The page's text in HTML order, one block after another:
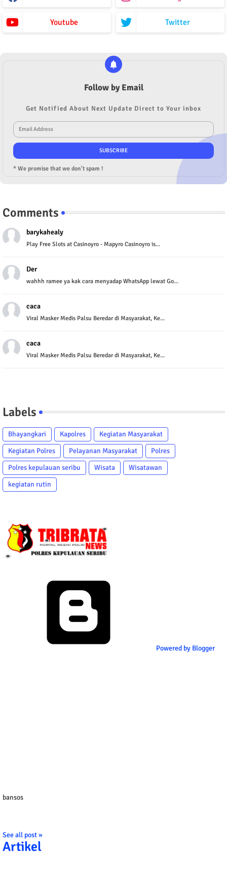
Youtube Twitter
Follow by Email
Get Notified About Next Update Direct to Your inbox
* We promise that we don't spam !
Comments
barykahealy
Play Free Slots at Casinoyro - Mapyro Casinoyro is...
Der
wahhh ramee ya kak cara menyadap WhatsApp lewat Go...
caca
Viral Masker Medis Palsu Beredar di Masyarakat, Ke...
caca
Viral Masker Medis Palsu Beredar di Masyarakat, Ke...
Labels
Bhayangkari Kapolres
Kegiatan Masyarakat
Kegiatan Polres
Pelayanan Masyarakat
Polres
Polres kepulauan seribu
Wisata
Wisatawan
kegiatan rutin
Powered by Blogger
bansos
See all post »
Artikel